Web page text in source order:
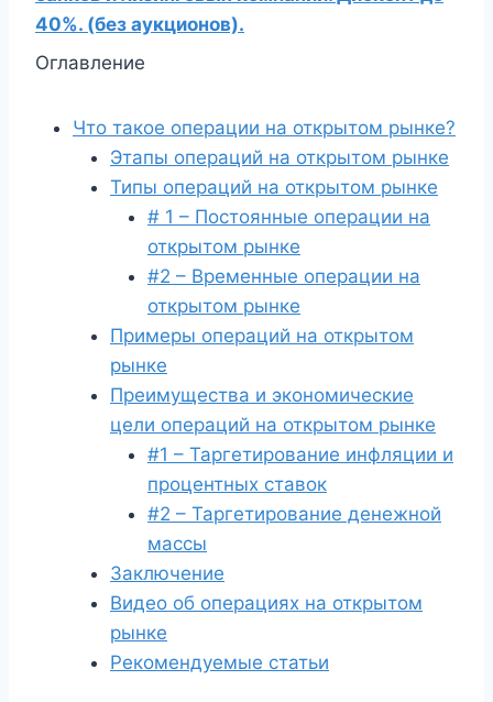
40%. (без аукционов).
Оглавление
Что такое операции на открытом рынке?
Этапы операций на открытом рынке
Типы операций на открытом рынке
# 1 – Постоянные операции на
открытом рынке
#2 – Временные операции на
открытом рынке
Примеры операций на открытом
рынке
Преимущества и экономические
цели операций на открытом рынке
#1 – Таргетирование инфляции и
процентных ставок
#2 – Таргетирование денежной
массы
Заключение
Видео об операциях на открытом
рынке
Рекомендуемые статьи